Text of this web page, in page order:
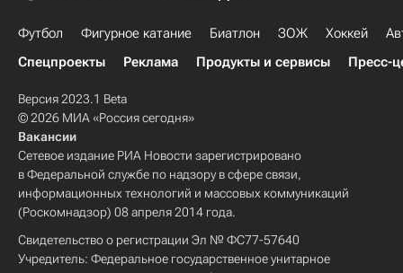
Футбол Фигурное катание Биатлон ЗОЖ Хоккей
Спецпроекты
Реклама Продукты и сервисы Пресс-
Версия 2023.1 Beta
© 2026 МИА «Россия сегодня»
Вакансии
Сетевое издание РИА Новости зарегистрировано
в Федеральной службе по надзору в сфере связи,
информационных технологий и массовых коммуникаций
(Роскомнадзор) 08 апреля 2014 года.
Свидетельство о регистрации Эл № ФС77-57640
Учредитель: Федеральное государственное унитарное